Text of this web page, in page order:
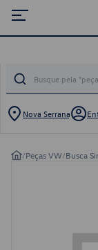
Nova Serrana
/Peças VW/Busca